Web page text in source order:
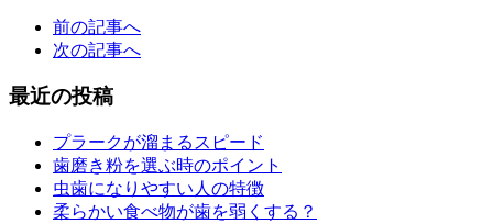
前の記事へ
次の記事へ
最近の投稿
プラークが溜まるスピード
歯磨き粉を選ぶ時のポイント
虫歯になりやすい人の特徴
柔らかい食べ物が歯を弱くする？